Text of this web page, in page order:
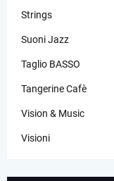
Strings
Suoni Jazz
Taglio BASSO
Tangerine Cafè
Vision & Music
Visioni